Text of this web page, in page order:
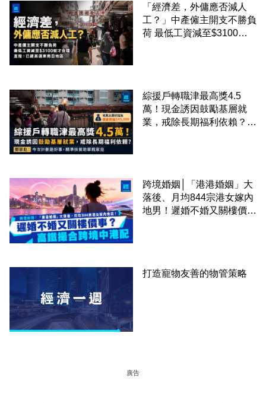
「經濟差，外傭應否減人
工？」中產僱主開支不勝負
荷 最低工資減至$3100蚊
綜援戶轉職津最高獎4.5
萬！現金誘因鼓勵基層就
業，戒除長期福利依賴？鄧
跨境婚姻│「港港婚姻」大
落後、月均844宗港女嫁內
地男！遲婚不婚又關樓價
打造寵物友善的物管策略
廣告